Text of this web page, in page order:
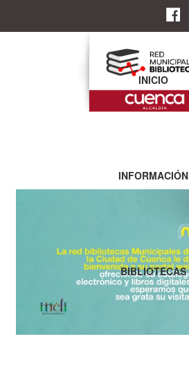
INICIO
INFORMACIÓN
BIBLIOTECAS